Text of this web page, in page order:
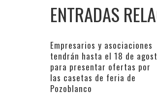
ENTRADAS
Empresarios y asociaciones
tendrán hasta el 18 de
para presentar ofertas por
las casetas de feria de
Pozoblanco